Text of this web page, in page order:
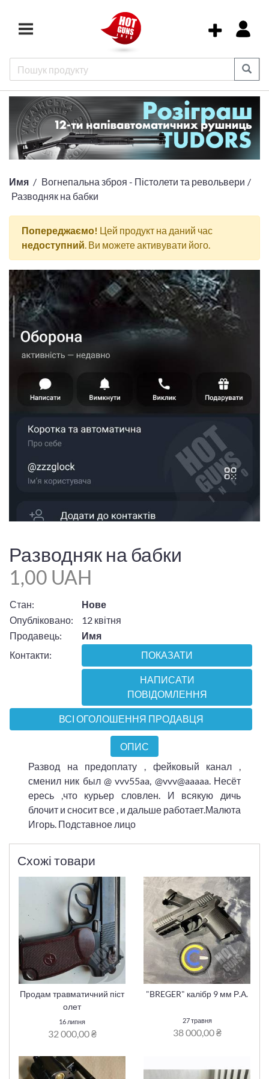
Имя
Вогнепальна зброя - Пістолети та револьвери
Разводняк на бабки
Попереджаємо! Цей продукт на даний час
недоступний. Ви можете активувати його.
Разводняк на бабки
1,00 UAH
Стан:
Нове
Опубліковано:
12 квітня
Продавець:
Имя
Контакти:
ПОКАЗАТИ
НАПИСАТИ
ПОВІДОМЛЕННЯ
ВСІ ОГОЛОШЕННЯ ПРОДАВЦЯ
ОПИС
Развод на предоплату , фейковый канал ,
сменил ник был @ vvv55aa, @vvv@aaaaa. Несёт
ересь ,что курьер словлен. И всякую дичь
блочит и сносит все , и дальше работает.Малюта
Игорь. Подставное лицо
Схожі товари
Продам травматичний піст
олет
16 липня
32 000,00 ₴
"BREGER" калібр 9 мм Р.А.
27 травня
38 000,00 ₴